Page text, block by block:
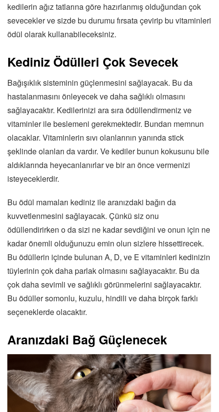
kedilerin ağız tatlarına göre hazırlanmış olduğundan çok
sevecekler ve sizde bu durumu fırsata çevirip bu vitaminleri
ödül olarak kullanabileceksiniz.
Kediniz Ödülleri Çok Sevecek
Bağışıklık sisteminin güçlenmesini sağlayacak. Bu da
hastalanmasını önleyecek ve daha sağlıklı olmasını
sağlayacaktır. Kedilerinizi ara sıra ödüllendirmeniz ve
vitaminler ile beslemeni gerekmektedir. Bundan memnun
olacaklar. Vitaminlerin sıvı olanlarının yanında stick
şeklinde olanları da vardır. Ve kediler bunun kokusunu bile
aldıklarında heyecanlanırlar ve bir an önce vermenizi
isteyeceklerdir.
Bu ödül mamaları kediniz ile aranızdaki bağın da
kuvvetlenmesini sağlayacak. Çünkü siz onu
ödüllendirirken o da sizi ne kadar sevdiğini ve onun için ne
kadar önemli olduğunuzu emin olun sizlere hissettirecek.
Bu ödüllerin içinde bulunan A, D, ve E vitaminleri kedinizin
tüylerinin çok daha parlak olmasını sağlayacaktır. Bu da
çok daha sevimli ve sağlıklı görünmelerini sağlayacaktır.
Bu ödüller somonlu, kuzulu, hindili ve daha birçok farklı
seçeneklerde olacaktır.
Aranızdaki Bağ Güçlenecek